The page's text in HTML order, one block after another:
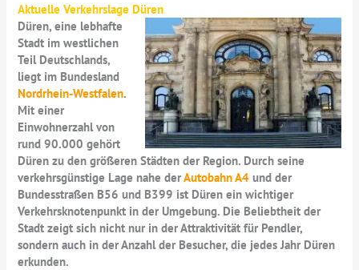
Aktuelle Verkehrslage Düren
Düren, eine lebhafte
Stadt im westlichen
Teil Deutschlands,
liegt im Bundesland
Nordrhein-Westfalen.
Mit einer
Einwohnerzahl von
rund 90.000 gehört
Düren zu den größeren Städten der Region. Durch seine
verkehrsgünstige Lage nahe derAutobahn A4 und der
Bundesstraßen B56 und B399 ist Düren ein wichtiger
Verkehrsknotenpunkt in der Umgebung. Die Beliebtheit der
Stadt zeigt sich nicht nur in der Attraktivität für Pendler,
sondern auch in der Anzahl der Besucher, die jedes Jahr Düren
erkunden.